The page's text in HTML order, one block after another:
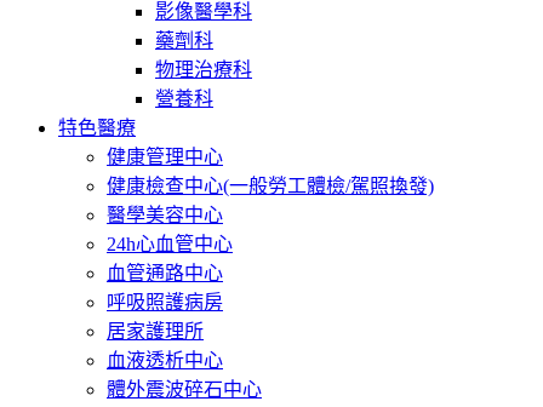
影像醫學科
藥劑科
物理治療科
營養科
特色醫療
健康管理中心
健康檢查中心(一般勞工體檢/駕照換發)
醫學美容中心
24h心血管中心
血管通路中心
呼吸照護病房
居家護理所
血液透析中心
體外震波碎石中心